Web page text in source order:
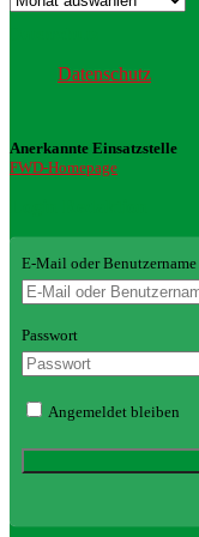
Datenschutz
Anerkannte Einsatzstelle
FWD-Homepage
E-Mail oder Benutzername
Passwort
Angemeldet bleiben